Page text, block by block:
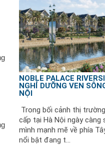
NOBLE PALACE
NGHỈ DƯỠNG VEN
NỘI
Trong bối cảnh thị
cấp tại Hà Nội ngày càng
mình mạnh mẽ về phía
nổi bật đang t...